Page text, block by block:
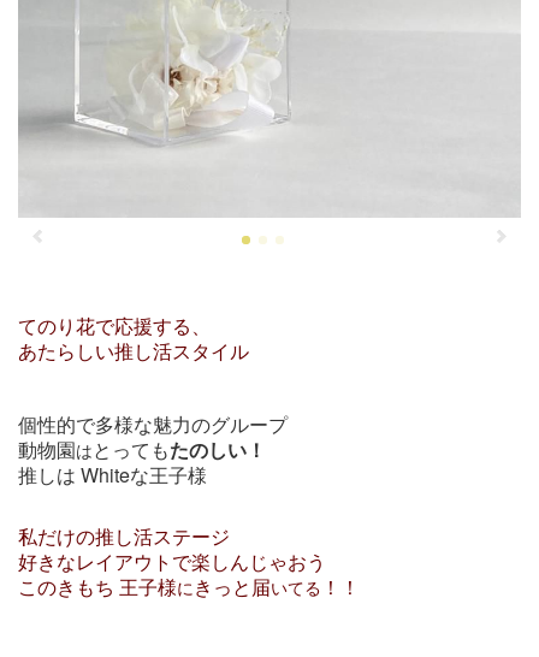
てのり花で応援する、
あたらしい推し活スタイル
個性的で多様な魅力のグループ
動物園はとってもたのしい！
推しは Whiteな王子様
私だけの推し活ステージ
好きなレイアウトで楽しんじゃおう
このきもち 王子様にきっと届いてる ！！